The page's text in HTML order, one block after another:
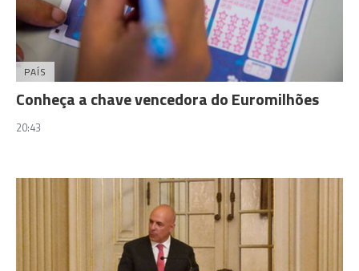
PAÍS
Conheça a chave vencedora do Euromilhões
20:43